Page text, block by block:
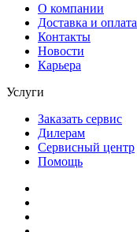
О компании
Доставка и оплата
Контакты
Новости
Карьера
Услуги
Заказать сервис
Дилерам
Сервисный центр
Помощь